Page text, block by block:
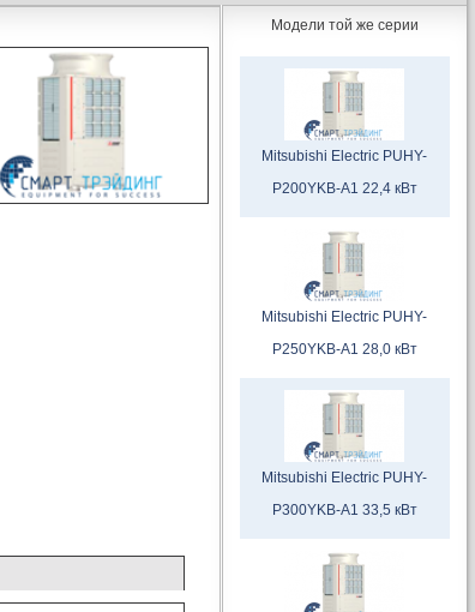
Модели той же серии
Mitsubishi Electric PUHY-
P200YKB-A1 22,4 кВт
Mitsubishi Electric PUHY-
P250YKB-A1 28,0 кВт
Mitsubishi Electric PUHY-
P300YKB-A1 33,5 кВт